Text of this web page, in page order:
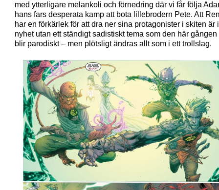
med ytterligare melankoli och förnedring där vi får följa
hans fars desperata kamp att bota lillebrodern Pete. Att
har en förkärlek för att dra ner sina protagonister i skiten är
nyhet utan ett ständigt sadistiskt tema som den här gången
blir parodiskt – men plötsligt ändras allt som i ett trollslag.